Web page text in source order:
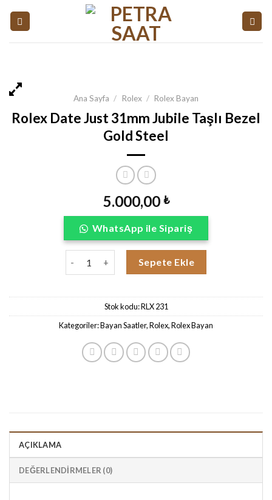
Ana Sayfa / Rolex / Rolex Bayan
Rolex Date Just 31mm Jubile Taşlı Bezel
Gold Steel
5.000,00 ₺
WhatsApp ile Sipariş
Rolex Date Just 31mm Jubile Taşlı Bezel Gold
Sepete Ekle
Stok kodu:RLX 231
Kategoriler:Bayan Saatler,Rolex,Rolex Bayan
AÇIKLAMA
DEĞERLENDIRMELER (0)